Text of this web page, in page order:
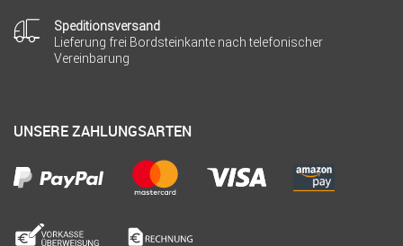
Speditionsversand
Lieferung frei Bordsteinkante nach telefonischer
Vereinbarung
UNSERE ZAHLUNGSARTEN